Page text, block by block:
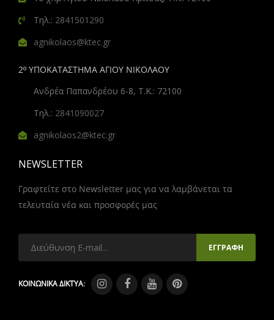
Τηλ.: 2841501290
agnikolaos@ktec.gr
2º ΥΠΟΚΑΤΑΣΤΗΜΑ ΑΓΙΟΥ ΝΙΚΟΛΑΟΥ
Ανδρέα Παπανδρέου 6-8, Τ.Κ.: 72100
Τηλ.: 2841090027
agnikolaos2@ktec.gr
NEWSLETTER
Γραφτείτε στο Newsletter μας για να λαμβάνεται τα
τελευταία νέα και προσφορές μας
ΚΟΙΝΩΝΙΚΑ ΔΙΚΤΥΑ: